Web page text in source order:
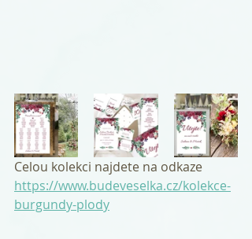
Celou kolekci najdete na odkaze
https://www.budeveselka.cz/kolekce-
burgundy-plody